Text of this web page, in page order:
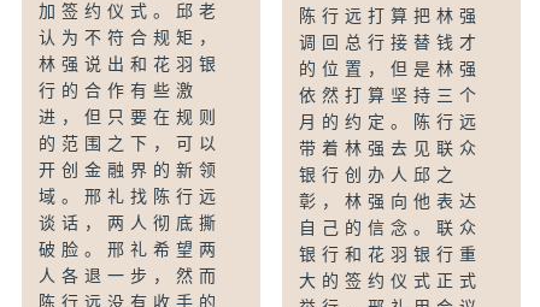
加签约仪式。邱老
认为不符合规矩，
林强说出和花羽银
行的合作有些激
进，但只要在规则
的范围之下，可以
开创金融界的新领
域。邢礼找陈行远
谈话，两人彻底撕
破脸。邢礼希望两
人各退一步，然而
陈行远没有收手的
陈行远打算把林强
调回总行接替钱才
的位置，但是林强
依然打算坚持三个
月的约定。陈行远
带着林强去见联众
银行创办人邱之
彰，林强向他表达
自己的信念。联众
银行和花羽银行重
大的签约仪式正式